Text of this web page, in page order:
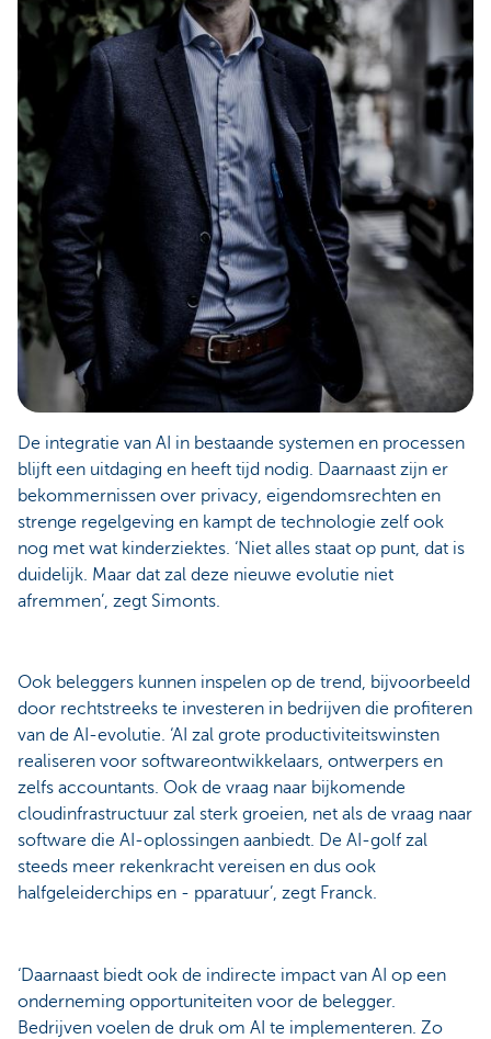
De integratie van AI in bestaande systemen en processen
blijft een uitdaging en heeft tijd nodig. Daarnaast zijn er
bekommernissen over privacy, eigendomsrechten en
strenge regelgeving en kampt de technologie zelf ook
nog met wat kinderziektes. ‘Niet alles staat op punt, dat is
duidelijk. Maar dat zal deze nieuwe evolutie niet
afremmen’, zegt Simonts.
Ook beleggers kunnen inspelen op de trend, bijvoorbeeld
door rechtstreeks te investeren in bedrijven die profiteren
van de AI-evolutie. ‘AI zal grote productiviteitswinsten
realiseren voor softwareontwikkelaars, ontwerpers en
zelfs accountants. Ook de vraag naar bijkomende
cloudinfrastructuur zal sterk groeien, net als de vraag naar
software die AI-oplossingen aanbiedt. De AI-golf zal
steeds meer rekenkracht vereisen en dus ook
halfgeleiderchips en - pparatuur’, zegt Franck.
‘Daarnaast biedt ook de indirecte impact van AI op een
onderneming opportuniteiten voor de belegger.
Bedrijven voelen de druk om AI te implementeren. Zo